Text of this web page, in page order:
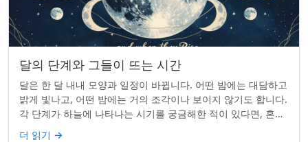
달의 단계와 그들이 뜨는 시간
달은 한 달 내내 모양과 일정이 바뀝니다. 어떤 밤에는 대담하고
밝게 빛나고, 어떤 밤에는 거의 조각이나 보이지 않기도 합니다.
각 단계가 하늘에 나타나는 시기를 궁금해한 적이 있다면, 혼자
가 아닙니다. 사실 그 타...
더 읽기 →